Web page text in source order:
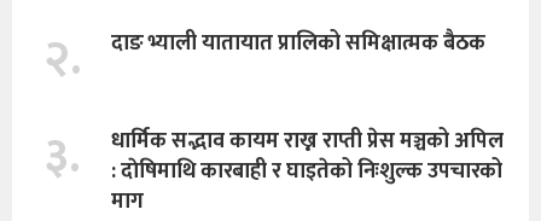
२. दाङ भ्याली यातायात प्रालिको समिक्षात्मक बैठक
३.
धार्मिक सद्भाव कायम राख्न राप्ती प्रेस मञ्चको अपिल
: दाेषिमाथि कारबाही र घाइतेको निःशुल्क उपचारको
माग